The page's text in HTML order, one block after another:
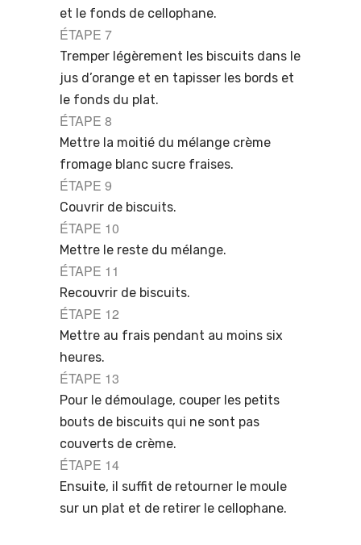
et le fonds de cellophane.
ÉTAPE 7
Tremper légèrement les biscuits dans le
jus d’orange et en tapisser les bords et
le fonds du plat.
ÉTAPE 8
Mettre la moitié du mélange crème
fromage blanc sucre fraises.
ÉTAPE 9
Couvrir de biscuits.
ÉTAPE 10
Mettre le reste du mélange.
ÉTAPE 11
Recouvrir de biscuits.
ÉTAPE 12
Mettre au frais pendant au moins six
heures.
ÉTAPE 13
Pour le démoulage, couper les petits
bouts de biscuits qui ne sont pas
couverts de crème.
ÉTAPE 14
Ensuite, il suffit de retourner le moule
sur un plat et de retirer le cellophane.